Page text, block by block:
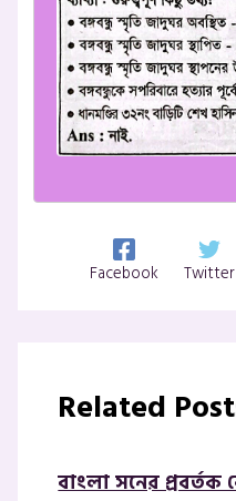
Facebook Twitter
Related
বাংলা সনের প্রবর্তক